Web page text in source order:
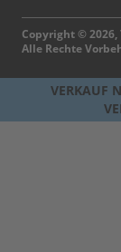
Copyright © 2026,
Alle Rechte
VERKAUF